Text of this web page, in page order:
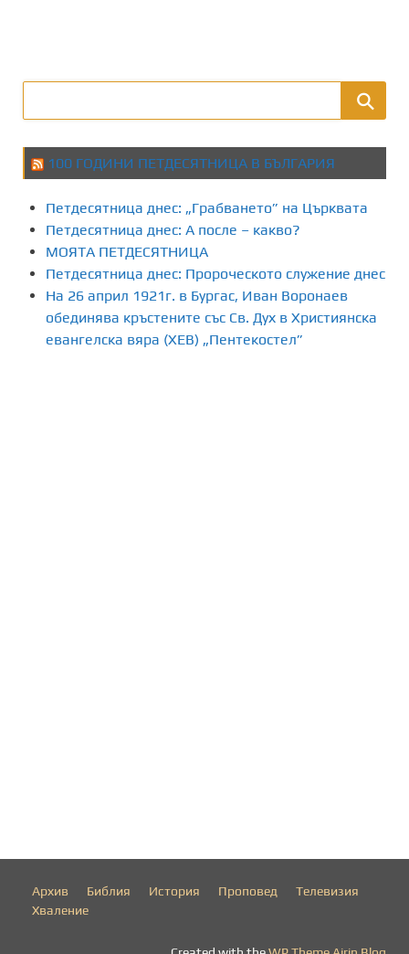
100 ГОДИНИ ПЕТДЕСЯТНИЦА В БЪЛГАРИЯ
Петдесятница днес: „Грабването” на Църквата
Петдесятница днес: А после – какво?
МОЯТА ПЕТДЕСЯТНИЦА
Петдесятница днес: Пророческото служение днес
На 26 април 1921г. в Бургас, Иван Воронаев
обединява кръстените със Св. Дух в Християнска
евангелска вяра (ХЕВ) „Пентекостел”
Архив Библия История Проповед
Телевизия
Хваление